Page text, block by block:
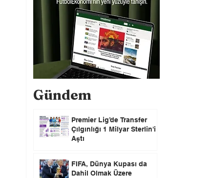
Gündem
Premier Lig’de Transfer
Çılgınlığı 1 Milyar Sterlin'i
Aştı
FIFA, Dünya Kupası da
Dahil Olmak Üzere